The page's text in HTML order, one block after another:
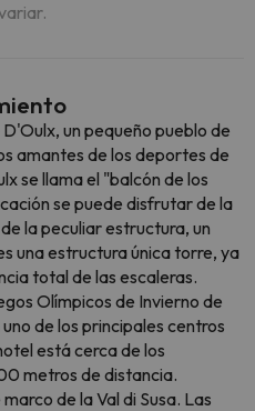
un pequeño pueblo de
amantes de los deportes de
se llama el "balcón de los
se puede disfrutar de la
la peculiar estructura, un
una estructura única torre, ya
total de las escaleras.
Olímpicos de Invierno de
de los principales centros
está cerca de los
metros de distancia.
de la Val di Susa. Las